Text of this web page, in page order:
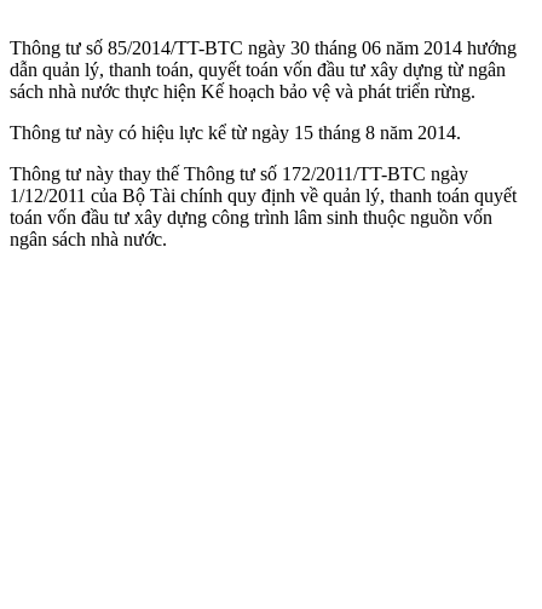
Thông tư số 85/2014/TT-BTC ngày 30 tháng 06 năm 2014 hướng
dẫn quản lý, thanh toán, quyết toán vốn đầu tư xây dựng từ ngân
sách nhà nước thực hiện Kế hoạch bảo vệ và phát triển rừng.
Thông tư này có hiệu lực kể từ ngày 15 tháng 8 năm 2014.
Thông tư này thay thế Thông tư số 172/2011/TT-BTC ngày
1/12/2011 của Bộ Tài chính quy định về quản lý, thanh toán quyết
toán vốn đầu tư xây dựng công trình lâm sinh thuộc nguồn vốn
ngân sách nhà nước.